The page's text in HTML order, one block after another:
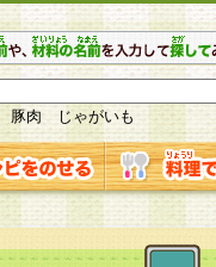
豚肉 じゃがいも